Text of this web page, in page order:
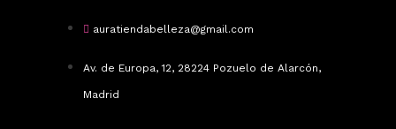
auratiendabelleza@gmail.com
Av. de Europa, 12, 28224 Pozuelo de Alarcón,
Madrid